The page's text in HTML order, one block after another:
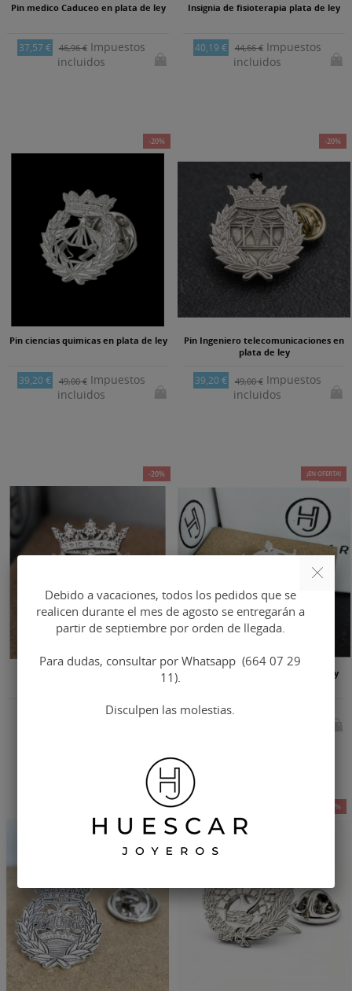
Pin medico Caduceo en plata de ley
37,57 € 46,96 €Impuestos
incluidos
Insignia de fisioterapia plata de ley
40,19 € 44,66 €Impuestos
incluidos
-20%
Pin ciencias quimicas en plata de ley
39,20 € 49,00 €Impuestos
incluidos
-20%
Pin Ingeniero telecomunicaciones en
plata de ley
39,20 € 49,00 €Impuestos
incluidos
-20%
Impuestos
-20%
¡EN OFERTA!
Pin balanza justicia en plata de ley
38,12 €
-20% -20%
Debido a vacaciones, todos los pedidos que se
realicen durante el mes de agosto se entregarán a
partir de septiembre por orden de llegada.
Para dudas, consultar por Whatsapp (664 07 29
11).
Disculpen las molestias.